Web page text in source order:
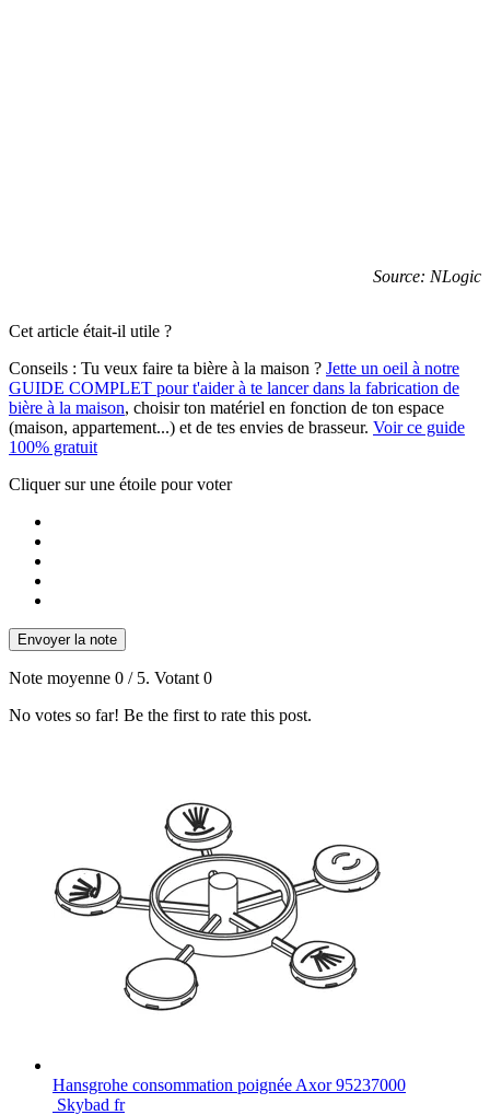
Source: NLogic
Cet article était-il utile ?
Conseils : Tu veux faire ta bière à la maison ? Jette un oeil à notre
GUIDE COMPLET pour t'aider à te lancer dans la fabrication de
bière à la maison, choisir ton matériel en fonction de ton espace
(maison, appartement...) et de tes envies de brasseur. Voir ce guide
100% gratuit
Cliquer sur une étoile pour voter
Envoyer la note
Note moyenne 0 / 5. Votant 0
No votes so far! Be the first to rate this post.
Hansgrohe consommation poignée Axor 95237000
Skybad fr